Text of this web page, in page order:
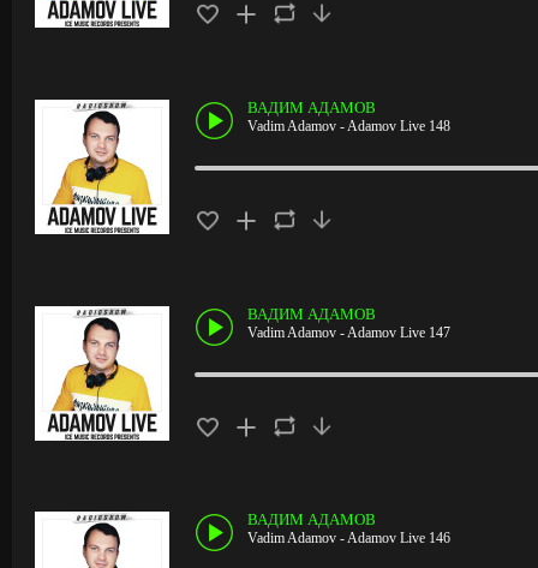
ВАДИМ АДАМОВ
Vadim Adamov - Adamov Live 148
ВАДИМ АДАМОВ
Vadim Adamov - Adamov Live 147
ВАДИМ АДАМОВ
Vadim Adamov - Adamov Live 146